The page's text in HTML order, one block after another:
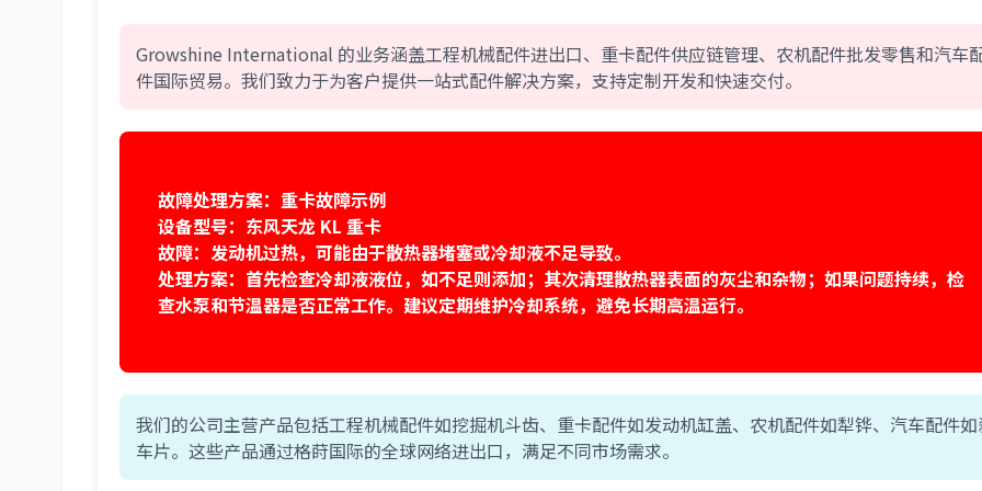
Growshine International 的业务涵盖工程机械配件进出口、重卡配件供应链管理、农机配件批发零售和汽车
件国际贸易。我们致力于为客户提供一站式配件解决方案，支持定制开发和快速交付。
故障处理方案：重卡故障示例
设备型号：东风天龙 KL 重卡
故障：发动机过热，可能由于散热器堵塞或冷却液不足导致。
处理方案：首先检查冷却液液位，如不足则添加；其次清理散热器表面的灰尘和杂物；如果问题持续，检
查水泵和节温器是否正常工作。建议定期维护冷却系统，避免长期高温运行。
我们的公司主营产品包括工程机械配件如挖掘机斗齿、重卡配件如发动机缸盖、农机配件如犁铧、汽车配件
车片。这些产品通过格莳国际的全球网络进出口，满足不同市场需求。